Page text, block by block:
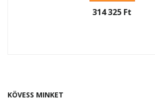
314 325 Ft‎
KÖVESS MINKET